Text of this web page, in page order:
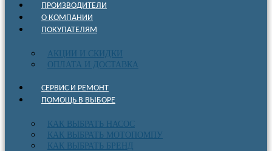
ПРОИЗВОДИТЕЛИ
О КОМПАНИИ
ПОКУПАТЕЛЯМ
АКЦИИ И СКИДКИ
ОПЛАТА И ДОСТАВКА
СЕРВИС И РЕМОНТ
ПОМОЩЬ В ВЫБОРЕ
КАК ВЫБРАТЬ НАСОС
КАК ВЫБРАТЬ МОТОПОМПУ
КАК ВЫБРАТЬ БРЕНД